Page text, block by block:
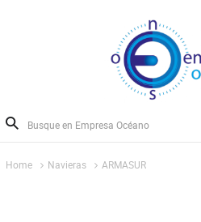
Home Navieras ARMASUR